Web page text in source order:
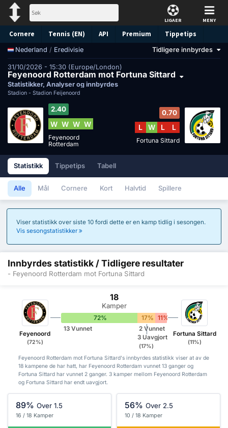
LIGAER MENY
Cornere Tennis (EN) API Premium Tippetips
Nederland / Eredivisie Tidligere innbyrdes
31/10/2026 - 15:30 (Europe/London)
Feyenoord Rotterdam mot Fortuna Sittard
Statistikker, Analyser og innbyrdes
Stadion - Stadion Feijenoord
2.40
W W W W
Feyenoord
Rotterdam
0.70
L W L L
Fortuna Sittard
Statistikk Tippetips Tabell
Alle Mål Cornere Kort Halvtid Spillere
Viser statistikk over siste 10 fordi dette er en kamp tidlig i sesongen.
Vis sesongstatistikker
Innbyrdes statistikk / Tidligere resultater
- Feyenoord Rotterdam mot Fortuna Sittard
Feyenoord
(72%)
18
Kamper
72% 17% 11%
13 Vunnet
3 Uavgjort
(17%)
2 Vunnet
Fortuna Sittard
(11%)
Feyenoord Rotterdam mot Fortuna Sittard's innbyrdes statistikk viser at av de
18 kampene de har hatt, har Feyenoord Rotterdam vunnet 13 ganger og
Fortuna Sittard har vunnet 2 ganger. 3 kamper mellom Feyenoord Rotterdam
og Fortuna Sittard har endt uavgjort.
89% Over 1.5
16 / 18 Kamper
56% Over 2.5
10 / 18 Kamper